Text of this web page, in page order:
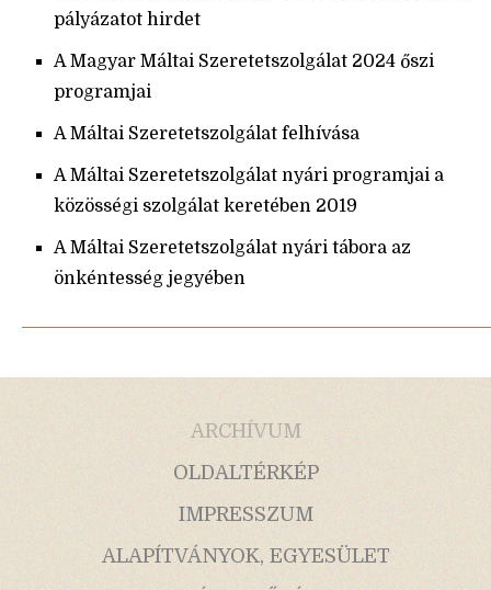
pályázatot hirdet
A Magyar Máltai Szeretetszolgálat 2024 őszi
programjai
A Máltai Szeretetszolgálat felhívása
A Máltai Szeretetszolgálat nyári programjai a
közösségi szolgálat keretében 2019
A Máltai Szeretetszolgálat nyári tábora az
önkéntesség jegyében
ARCHÍVUM
OLDALTÉRKÉP
IMPRESSZUM
ALAPÍTVÁNYOK, EGYESÜLET